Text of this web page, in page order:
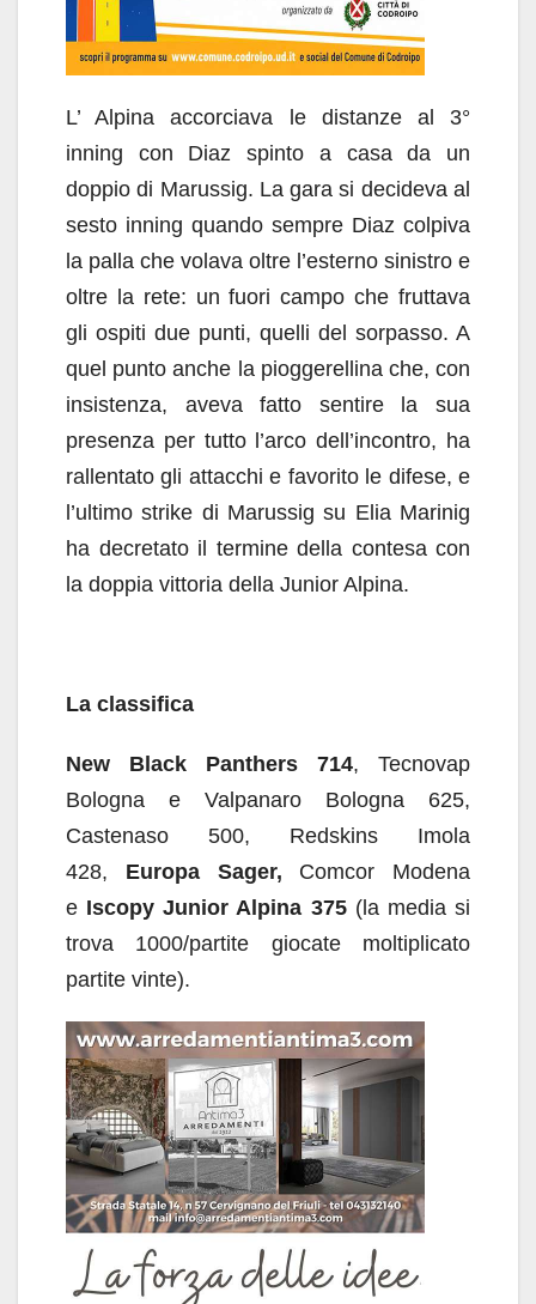
L’ Alpina accorciava le distanze al 3°
inning con Diaz spinto a casa da un
doppio di Marussig. La gara si decideva al
sesto inning quando sempre Diaz colpiva
la palla che volava oltre l’esterno sinistro e
oltre la rete: un fuori campo che fruttava
gli ospiti due punti, quelli del sorpasso. A
quel punto anche la pioggerellina che, con
insistenza, aveva fatto sentire la sua
presenza per tutto l’arco dell’incontro, ha
rallentato gli attacchi e favorito le difese, e
l’ultimo strike di Marussig su Elia Marinig
ha decretato il termine della contesa con
la doppia vittoria della Junior Alpina.
La classifica
New Black Panthers 714, Tecnovap
Bologna e Valpanaro Bologna 625,
Castenaso 500, Redskins Imola
428, Europa Sager, Comcor Modena
e Iscopy Junior Alpina 375(la media si
trova 1000/partite giocate moltiplicato
partite vinte).